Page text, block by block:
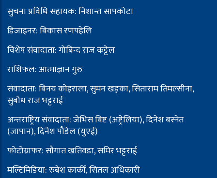
सुचना प्रविधि सहायक: निशान्त सापकोटा
डिजाइनर: बिकास रणपहेलि
विशेष संवादाता: गोबिन्द राज कट्टेल
राशिफल: आत्माज्ञान गुरु
संवादाता: बिनय कोइराला, सुमन खड्का, सिताराम तिमल्सीना,
सुबोध राज भट्टराई
अन्तराष्ट्रिय संवादाता: जेभिस बिष्ट (अष्ट्रेलिया), दिनेश बस्नेत
(जापान), दिनेश पौडेल (युएई)
फोटोग्राफर: सौगात खतिवडा, समिर भट्टराई
मल्टिमिडिया: रुबेश कार्की, सितल अधिकारी